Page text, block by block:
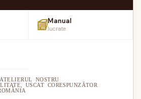
Manual
lucrate
NOSTRU
USCAT CORESPUNZĂTOR